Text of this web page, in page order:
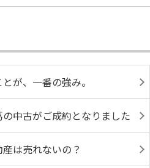
が、一番の強み。
の中古がご成約となりました
は売れないの？